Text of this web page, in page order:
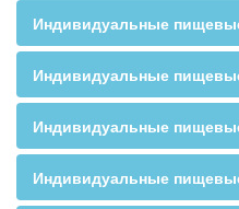
Индивидуальные
Индивидуальные
Индивидуальные
Индивидуальные